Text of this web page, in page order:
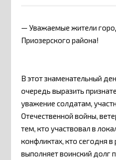
— Уважаемые жители
Приозерского района!
В этот знаменательный
очередь выразить
уважение солдатам,
Отечественной войны,
тем, кто участвовал в
конфликтах, кто сегодня
выполняет воинский долг